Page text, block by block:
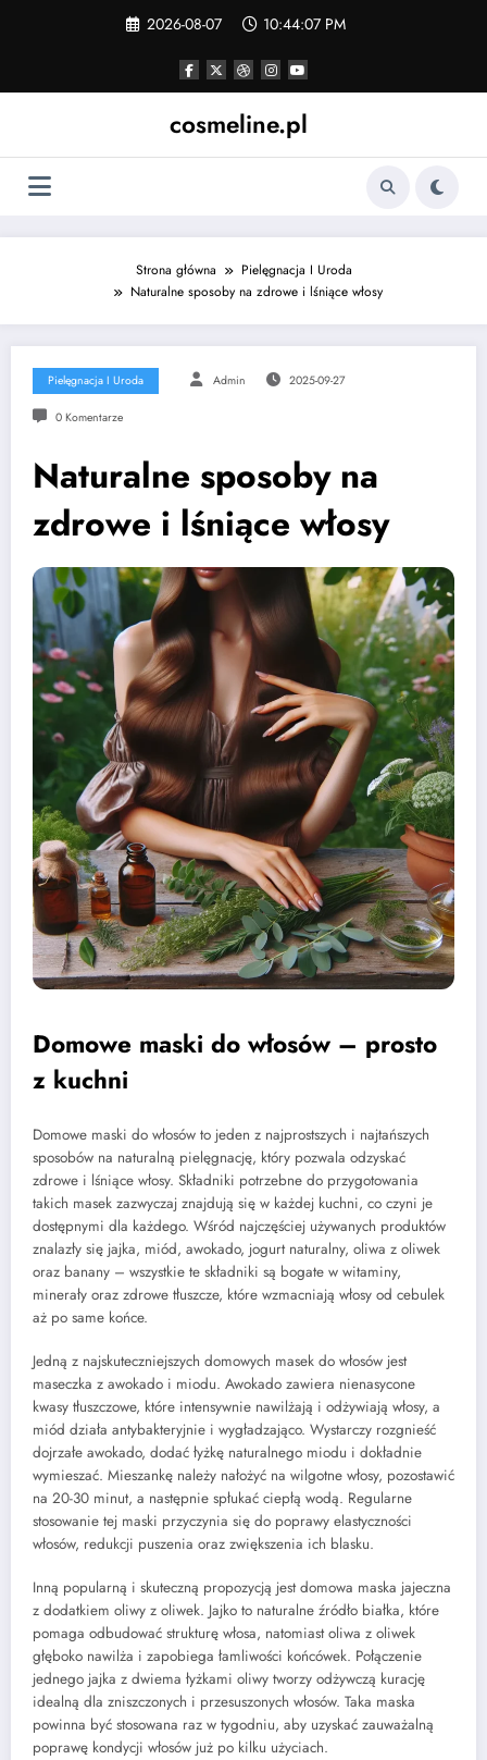
2026-08-07 10:44:08 PM
cosmeline.pl
Strona główna
Pielęgnacja I Uroda
Naturalne sposoby na zdrowe i lśniące włosy
Pielęgnacja I Uroda Admin 2025-09-27
0 Komentarze
Naturalne sposoby na
zdrowe i lśniące włosy
Domowe maski do włosów – prosto
z kuchni
Domowe maski do włosów to jeden z najprostszych i najtańszych
sposobów na naturalną pielęgnację, który pozwala odzyskać
zdrowe i lśniące włosy. Składniki potrzebne do przygotowania
takich masek zazwyczaj znajdują się w każdej kuchni, co czyni je
dostępnymi dla każdego. Wśród najczęściej używanych produktów
znalazły się jajka, miód, awokado, jogurt naturalny, oliwa z oliwek
oraz banany – wszystkie te składniki są bogate w witaminy,
minerały oraz zdrowe tłuszcze, które wzmacniają włosy od cebulek
aż po same końce.
Jedną z najskuteczniejszych domowych masek do włosów jest
maseczka z awokado i miodu. Awokado zawiera nienasycone
kwasy tłuszczowe, które intensywnie nawilżają i odżywiają włosy, a
miód działa antybakteryjnie i wygładzająco. Wystarczy rozgnieść
dojrzałe awokado, dodać łyżkę naturalnego miodu i dokładnie
wymieszać. Mieszankę należy nałożyć na wilgotne włosy, pozostawić
na 20-30 minut, a następnie spłukać ciepłą wodą. Regularne
stosowanie tej maski przyczynia się do poprawy elastyczności
włosów, redukcji puszenia oraz zwiększenia ich blasku.
Inną popularną i skuteczną propozycją jest domowa maska jajeczna
z dodatkiem oliwy z oliwek. Jajko to naturalne źródło białka, które
pomaga odbudować strukturę włosa, natomiast oliwa z oliwek
głęboko nawilża i zapobiega łamliwości końcówek. Połączenie
jednego jajka z dwiema łyżkami oliwy tworzy odżywczą kurację
idealną dla zniszczonych i przesuszonych włosów. Taka maska
powinna być stosowana raz w tygodniu, aby uzyskać zauważalną
poprawę kondycji włosów już po kilku użyciach.